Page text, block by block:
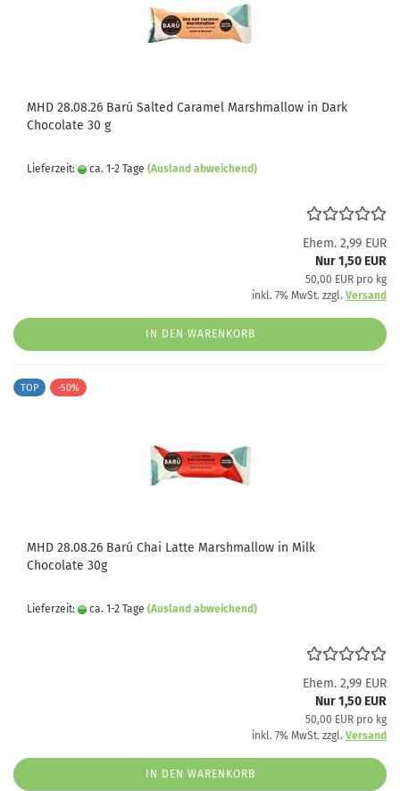
MHD 28.08.26 Barú Salted Caramel Marshmallow in Dark
Chocolate 30 g
Lieferzeit: ca. 1-2 Tage (Ausland abweichend)
Ehem. 2,99 EUR
Nur 1,50 EUR
50,00 EUR pro kg
inkl. 7% MwSt. zzgl. Versand
IN DEN WARENKORB
TOP -50%
MHD 28.08.26 Barú Chai Latte Marshmallow in Milk
Chocolate 30g
Lieferzeit: ca. 1-2 Tage (Ausland abweichend)
Ehem. 2,99 EUR
Nur 1,50 EUR
50,00 EUR pro kg
inkl. 7% MwSt. zzgl. Versand
IN DEN WARENKORB